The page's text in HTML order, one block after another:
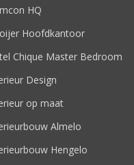
HQ
Hoofdkantoor
Chique Master Bedroom
Design
op maat
Almelo
Hengelo